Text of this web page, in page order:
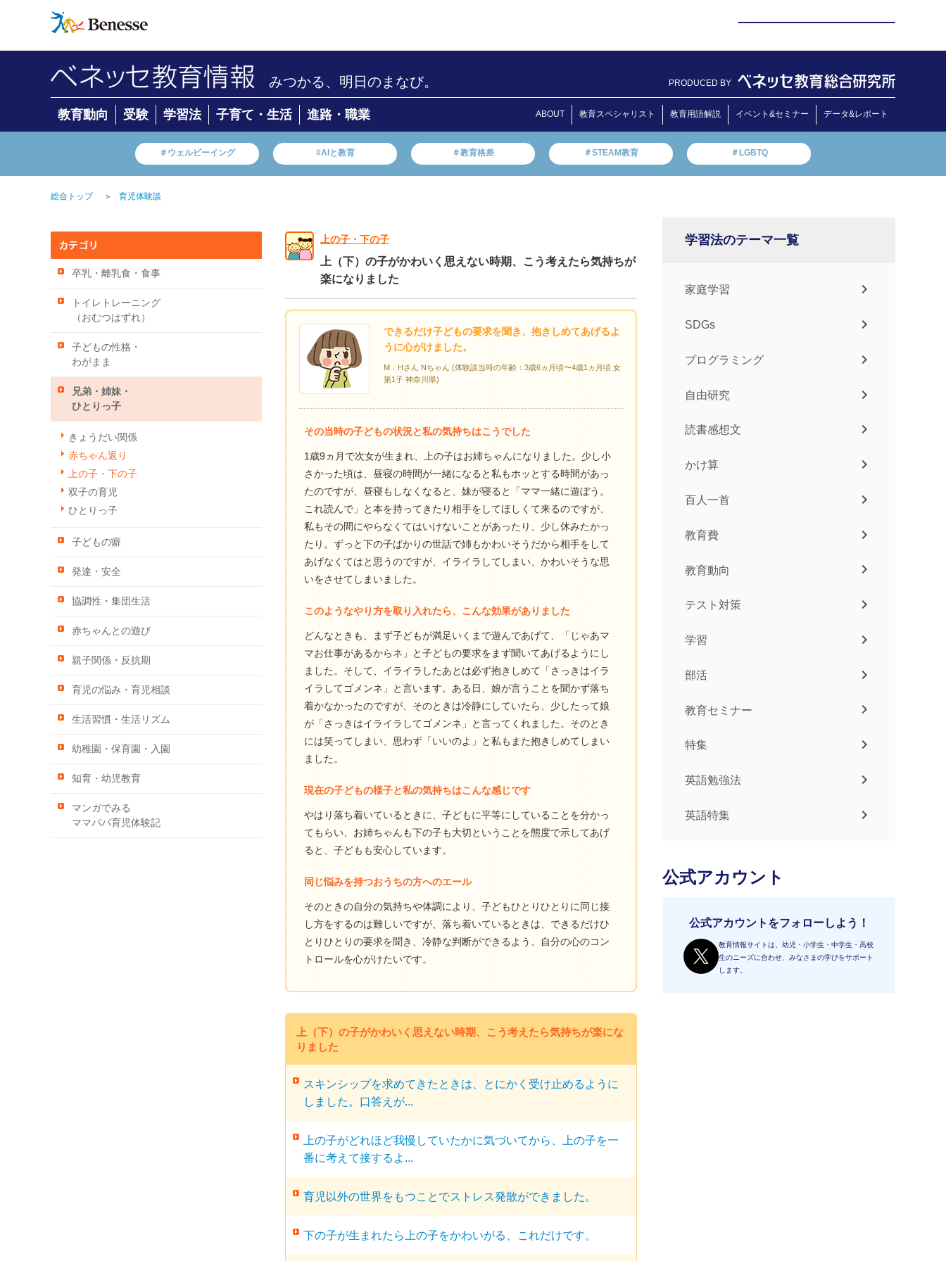
みつかる、明日のまなび。 PRODUCED BY
教育動向 受験 学習法 子育て・生活 進路・職業 ABOUT 教育スペシャリスト 教育用語解説 イベント&セミナー データ&レポート
＃ウェルビーイング #AIと教育 ＃教育格差 ＃STEAM教育 ＃LGBTQ
総合トップ ＞ 育児体験談
卒乳・離乳食・食事
トイレトレーニング
（おむつはずれ）
子どもの性格・
わがまま
兄弟・姉妹・
ひとりっ子
きょうだい関係
赤ちゃん返り
上の子・下の子
双子の育児
ひとりっ子
子どもの癖
発達・安全
協調性・集団生活
赤ちゃんとの遊び
親子関係・反抗期
育児の悩み・育児相談
生活習慣・生活リズム
幼稚園・保育園・入園
知育・幼児教育
マンガでみる
ママパパ育児体験記
上の子・下の子
上（下）の子がかわいく思えない時期、こう考えたら気持ちが
楽になりました
できるだけ子どもの要求を聞き、抱きしめてあげるよ
うに心がけました。
M．Hさん Nちゃん (体験談当時の年齢：3歳6ヵ月頃〜4歳1ヵ月頃 女
第1子 神奈川県)
その当時の子どもの状況と私の気持ちはこうでした
1歳9ヵ月で次女が生まれ、上の子はお姉ちゃんになりました。少し小
さかった頃は、昼寝の時間が一緒になると私もホッとする時間があっ
たのですが、昼寝もしなくなると、妹が寝ると「ママ一緒に遊ぼう。
これ読んで」と本を持ってきたり相手をしてほしくて来るのですが、
私もその間にやらなくてはいけないことがあったり、少し休みたかっ
たり。ずっと下の子ばかりの世話で姉もかわいそうだから相手をして
あげなくてはと思うのですが、イライラしてしまい、かわいそうな思
いをさせてしまいました。
このようなやり方を取り入れたら、こんな効果がありました
どんなときも、まず子どもが満足いくまで遊んであげて、「じゃあマ
マお仕事があるからネ」と子どもの要求をまず聞いてあげるようにし
ました。そして、イライラしたあとは必ず抱きしめて「さっきはイラ
イラしてゴメンネ」と言います。ある日、娘が言うことを聞かず落ち
着かなかったのですが、そのときは冷静にしていたら、少したって娘
が「さっきはイライラしてゴメンネ」と言ってくれました。そのとき
には笑ってしまい、思わず「いいのよ」と私もまた抱きしめてしまい
ました。
現在の子どもの様子と私の気持ちはこんな感じです
やはり落ち着いているときに、子どもに平等にしていることを分かっ
てもらい、お姉ちゃんも下の子も大切ということを態度で示してあげ
ると、子どもも安心しています。
同じ悩みを持つおうちの方へのエール
そのときの自分の気持ちや体調により、子どもひとりひとりに同じ接
し方をするのは難しいですが、落ち着いているときは、できるだけひ
とりひとりの要求を聞き、冷静な判断ができるよう、自分の心のコン
トロールを心がけたいです。
上（下）の子がかわいく思えない時期、こう考えたら気持ちが楽にな
りました
スキンシップを求めてきたときは、とにかく受け止めるように
しました。口答えが...
上の子がどれほど我慢していたかに気づいてから、上の子を一
番に考えて接するよ...
育児以外の世界をもつことでストレス発散ができました。
下の子が生まれたら上の子をかわいがる、これだけです。
学習法のテーマ一覧
家庭学習
SDGs
プログラミング
自由研究
読書感想文
かけ算
百人一首
教育費
教育動向
テスト対策
学習
部活
教育セミナー
特集
英語勉強法
英語特集
公式アカウント
公式アカウントをフォローしよう！
教育情報サイトは、幼児・小学生・中学生・高校
生のニーズに合わせ、みなさまの学びをサポート
します。